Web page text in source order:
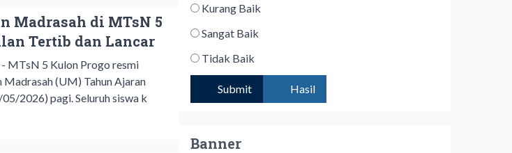
Madrasah di MTsN 5
Tertib dan Lancar
MTsN 5 Kulon Progo resmi
Madrasah (UM) Tahun Ajaran
2026) pagi. Seluruh siswa k
Kurang Baik
Sangat Baik
Tidak Baik
Submit Hasil
Banner